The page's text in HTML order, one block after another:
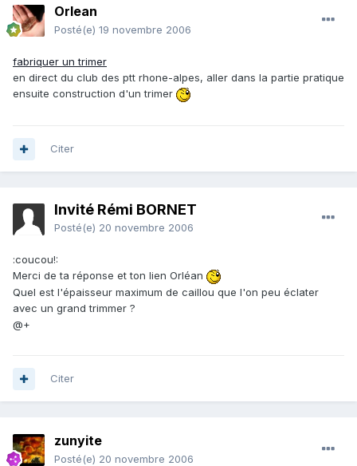
Orlean
Posté(e) 19 novembre 2006
fabriquer un trimer
en direct du club des ptt rhone-alpes, aller dans la partie pratique
ensuite construction d'un trimer
Citer
Invité Rémi BORNET
Posté(e) 20 novembre 2006
:coucou!:
Merci de ta réponse et ton lien Orléan
Quel est l'épaisseur maximum de caillou que l'on peu éclater
avec un grand trimmer ?
@+
Citer
zunyite
Posté(e) 20 novembre 2006